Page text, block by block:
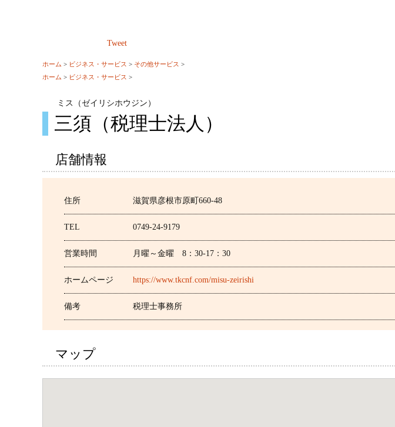
Tweet
ホーム > ビジネス・サービス > その他サービス >
ホーム > ビジネス・サービス >
ミス（ゼイリシホウジン）
三須（税理士法人）
店舗情報
住所 滋賀県彦根市原町660-48
TEL 0749-24-9179
営業時間 月曜～金曜 8：30-17：30
ホームページ https://www.tkcnf.com/misu-zeirishi
備考 税理士事務所
マップ